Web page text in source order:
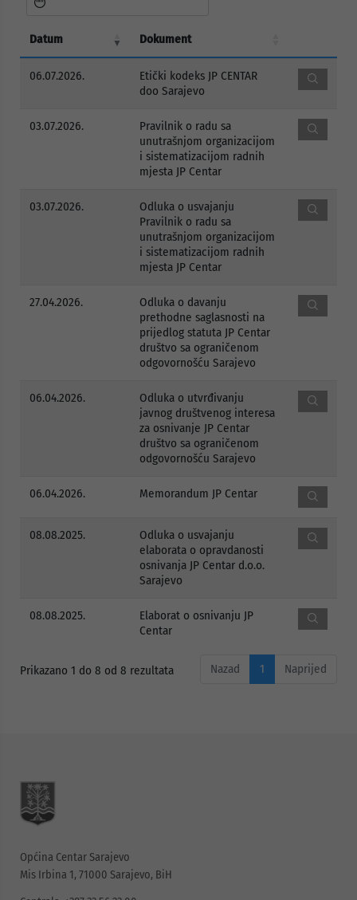
Datum Dokument
06.07.2026.
Etički kodeks JP CENTAR
doo Sarajevo
03.07.2026.
Pravilnik o radu sa
unutrašnjom organizacijom
i sistematizacijom radnih
mjesta JP Centar
03.07.2026.
Odluka o usvajanju
Pravilnik o radu sa
unutrašnjom organizacijom
i sistematizacijom radnih
mjesta JP Centar
27.04.2026.
Odluka o davanju
prethodne saglasnosti na
prijedlog statuta JP Centar
društvo sa ograničenom
odgovornošću Sarajevo
06.04.2026.
Odluka o utvrđivanju
javnog društvenog interesa
za osnivanje JP Centar
društvo sa ograničenom
odgovornošću Sarajevo
06.04.2026. Memorandum JP Centar
08.08.2025.
Odluka o usvajanju
elaborata o opravdanosti
osnivanja JP Centar d.o.o.
Sarajevo
08.08.2025.
Elaborat o osnivanju JP
Centar
Prikazano 1 do 8 od 8 rezultata Nazad 1 Naprijed
Općina Centar Sarajevo
Mis Irbina 1, 71000 Sarajevo, BiH